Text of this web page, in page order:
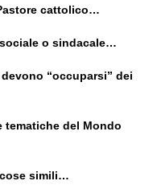
cattolico…
o sindacale…
“occuparsi” dei
del Mondo
simili…